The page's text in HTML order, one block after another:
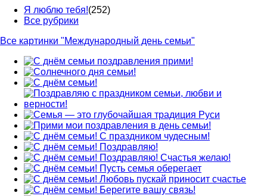
Я люблю тебя!(252)
Все рубрики
Все картинки "Международный день семьи"